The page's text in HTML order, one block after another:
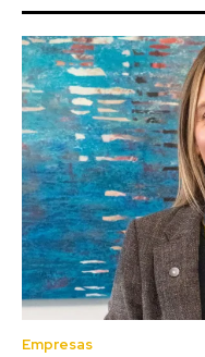
Empresas